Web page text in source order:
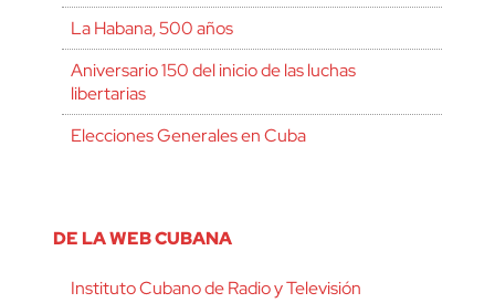
La Habana, 500 años
Aniversario 150 del inicio de las luchas
libertarias
Elecciones Generales en Cuba
DE LA WEB CUBANA
Instituto Cubano de Radio y Televisión